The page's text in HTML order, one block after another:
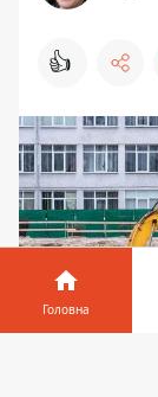
👍
Головна